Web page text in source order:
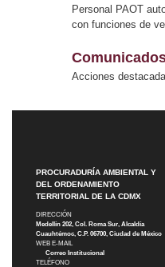
Personal PAOT
con funciones de
Acciones
PROCURADURÍA AMBIENTAL Y
DEL ORDENAMIENTO
TERRITORIAL DE LA CDMX
DIRECCIÓN
Medellín 202, Col. Roma Sur, Alcaldía
Cuauhtémoc, C.P. 06700, Ciudad de México
WEB E-MAIL
Correo Institucional
TELÉFONO